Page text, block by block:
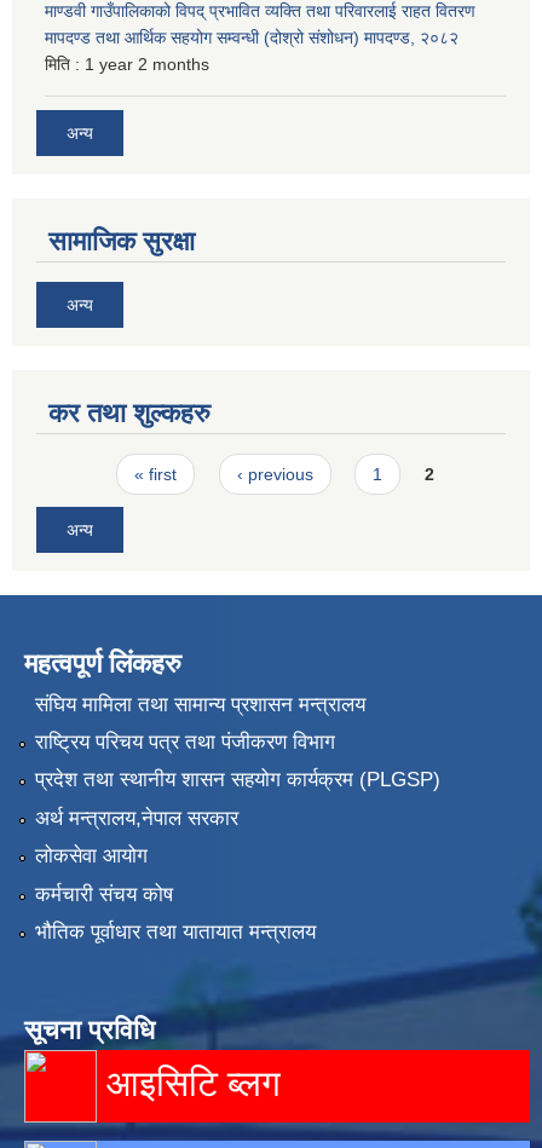
माण्डवी गाउँपालिकाको विपद् प्रभावित व्यक्ति तथा परिवारलाई राहत वितरण
मापदण्ड तथा आर्थिक सहयोग सम्वन्धी (दोश्रो संशोधन) मापदण्ड, २०८२
मिति : 1 year 2 months
अन्य
सामाजिक सुरक्षा
अन्य
कर तथा शुल्कहरु
Pages« first ‹ previous 1 2
अन्य
महत्वपूर्ण लिंकहरु
संघिय मामिला तथा सामान्य प्रशासन मन्त्रालय
राष्ट्रिय परिचय पत्र तथा पंजीकरण विभाग
प्रदेश तथा स्थानीय शासन सहयोग कार्यक्रम (PLGSP)
अर्थ मन्त्रालय,नेपाल सरकार
लोकसेवा आयोग
कर्मचारी संचय कोष
भौतिक पूर्वाधार तथा यातायात मन्त्रालय
सूचना प्रविधि
आइसिटि ब्लग